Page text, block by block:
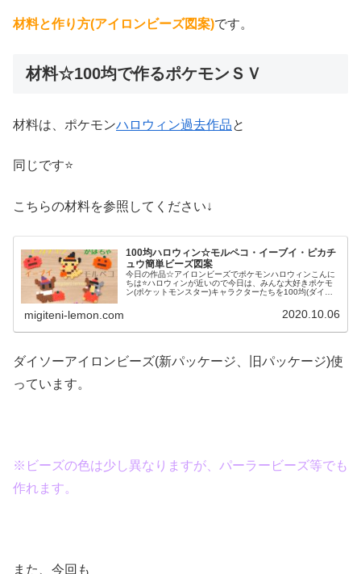
材料と作り方(アイロンビーズ図案)です。
材料☆100均で作るポケモンＳＶ
材料は、ポケモンハロウィン過去作品と
同じです⭐
こちらの材料を参照してください↓
100均ハロウィン☆モルペコ・イーブイ・ピカチ
ュウ簡単ビーズ図案
今日の作品☆アイロンビーズでポケモンハロウィンこんに
ちは⭐ハロウィンが近いので今日は、みんな大好きポケモ
ン(ポケットモンスター)キャラクターたちを100均(ダイソ
migiteni-lemon.com 2020.10.06
ダイソーアイロンビーズ(新パッケージ、旧パッケージ)使
っています。
※ビーズの色は少し異なりますが、パーラービーズ等でも
作れます。
また、今回も